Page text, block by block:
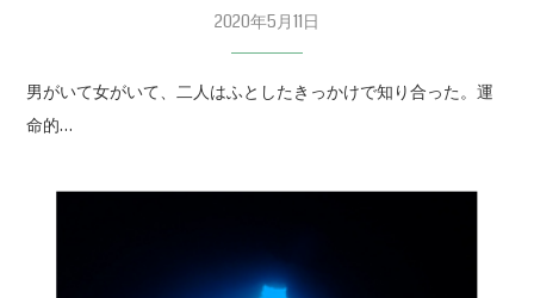
2020年5月11日
男がいて女がいて、二人はふとしたきっかけで知り合った。運
命的…